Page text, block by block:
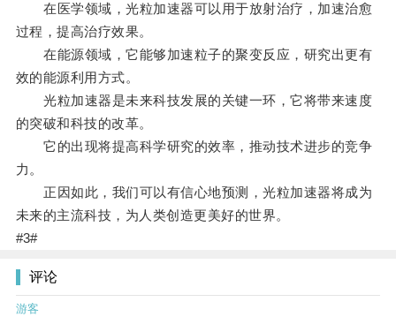
在医学领域，光粒加速器可以用于放射治疗，加速治愈
过程，提高治疗效果。
在能源领域，它能够加速粒子的聚变反应，研究出更有
效的能源利用方式。
光粒加速器是未来科技发展的关键一环，它将带来速度
的突破和科技的改革。
它的出现将提高科学研究的效率，推动技术进步的竞争
力。
正因如此，我们可以有信心地预测，光粒加速器将成为
未来的主流科技，为人类创造更美好的世界。
#3#
评论
游客